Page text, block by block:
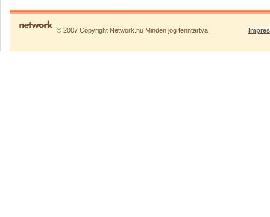
© 2007 Copyright Network.hu Minden jog fenntartva.